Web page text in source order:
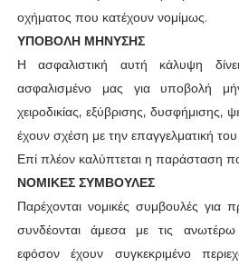
οχήματος που κατέχουν νομίμως.
ΥΠΟΒΟΛΗ ΜΗΝΥΣΗΣ
Η ασφαλιστική αυτή κάλυψη
ασφαλισμένο μας για υποβολή
χειροδικίας, εξύβρισης,
έχουν σχέση με την επαγγελματική
Επί πλέον καλύπτεται η παράσταση
ΝΟΜΙΚΕΣ ΣΥΜΒΟΥΛΕΣ
Παρέχονται νομικές συμβουλές για
συνδέονται άμεσα με τις ανωτέρω
εφόσον έχουν συγκεκριμένο